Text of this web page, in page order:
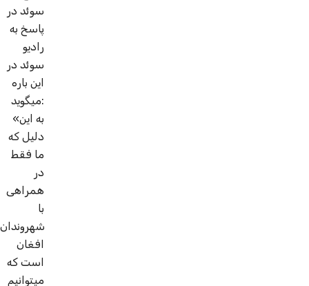
سوئد در
پاسخ به
رادیو
سوئد در
این باره
می­گوید:
«به این
دلیل که
ما فقط
در
همراهی
با
شهروندان
افغان
است که
می­توانیم